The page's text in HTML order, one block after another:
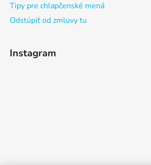
Tipy pre chlapčenské mená
Odstúpiť od zmluvy tu
Instagram